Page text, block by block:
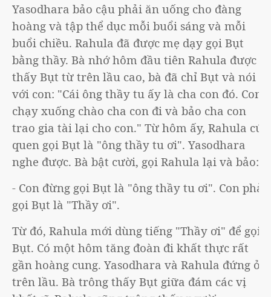
Yasodhara bảo cậu phải ăn uống cho đàng
hoàng và tập thể dục mỗi buổi sáng và mỗi
buổi chiều. Rahula đã được mẹ dạy gọi Bụt
bằng thầy. Bà nhớ hôm đầu tiên Rahula được
thấy Bụt từ trên lầu cao, bà đã chỉ Bụt và nói
với con: "Cái ông thầy tu ấy là cha con đó. Con
chạy xuống chào cha con đi và bảo cha con
trao gia tài lại cho con." Từ hôm ấy, Rahula cứ
quen gọi Bụt là "ông thầy tu ơi". Yasodhara
nghe được. Bà bật cười, gọi Rahula lại và bảo:
- Con đừng gọi Bụt là "ông thầy tu ơi". Con phải
gọi Bụt là "Thầy ơi".
Từ đó, Rahula mới dùng tiếng "Thầy ơi" để gọi
Bụt. Có một hôm tăng đoàn đi khất thực rất
gần hoàng cung. Yasodhara và Rahula đứng ở
trên lầu. Bà trông thấy Bụt giữa đám các vị